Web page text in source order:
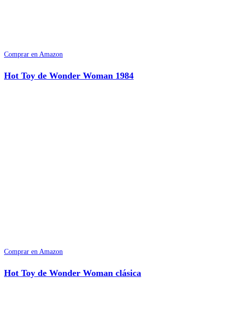
Comprar en Amazon
Hot Toy de Wonder Woman 1984
Comprar en Amazon
Hot Toy de Wonder Woman clásica